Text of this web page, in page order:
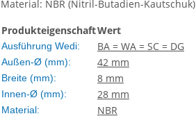
Material: NBR (Nitril-Butadien-Kautschuk)
ProdukteigenschaftWert
Ausführung Wedi: BA = WA = SC = DG
Außen-Ø (mm): 42 mm
Breite (mm): 8 mm
Innen-Ø (mm): 28 mm
Material: NBR